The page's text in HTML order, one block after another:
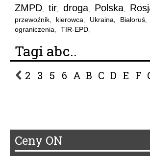
ZMPD, tir, droga, Polska,
przewoźnik, kierowca, Ukraina, Białoruś,
ograniczenia, TIR-EPD,
Tagi abc..
2 3 5 6 A B C D E F
Ceny ON